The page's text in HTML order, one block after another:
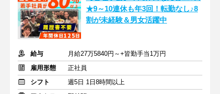
★9～10連休も年3回！転勤なし♪8
割が未経験＆男女活躍中
給与
月給27万5840円～+皆勤手当1万円
雇用形態
正社員
シフト
週5日 1日8時間以上